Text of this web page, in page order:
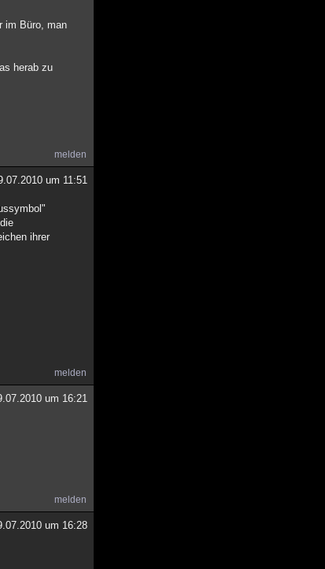
im Büro, man
herab zu
melden
um 11:51
ihrer
melden
um 16:21
melden
um 16:28